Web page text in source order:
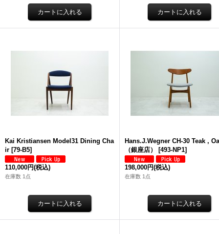
Kai Kristiansen Model31 Dining Cha
ir [79-B5]
110,000円(税込)
在庫数 1点
Hans.J.Wegner CH-30 Teak ,
（銀座店）
[493-NP1]
198,000円(税込)
在庫数 1点